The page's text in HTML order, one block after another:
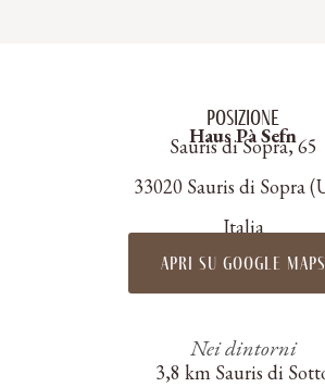
Posizione
Haus Pà Sefn
Sauris di Sopra, 65
33020 Sauris di Sopra
Italia
apri su google maps
Nei dintorni
3,8 km Sauris di